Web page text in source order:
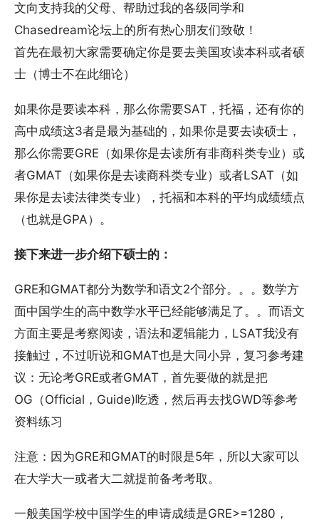
文向支持我的父母、帮助过我的各级同学和
Chasedream论坛上的所有热心朋友们致敬！
首先在最初大家需要确定你是要去美国攻读本科或者硕
士（博士不在此细论）
如果你是要读本科，那么你需要SAT，托福，还有你的
高中成绩这3者是最为基础的，如果你是要去读硕士，
那么你需要GRE（如果你是去读所有非商科类专业）或
者GMAT（如果你是去读商科类专业）或者LSAT（如
果你是去读法律类专业），托福和本科的平均成绩绩点
（也就是GPA）。
接下来进一步介绍下硕士的：
GRE和GMAT都分为数学和语文2个部分。。。数学方
面中国学生的高中数学水平已经能够满足了。。而语文
方面主要是考察阅读，语法和逻辑能力，LSAT我没有
接触过，不过听说和GMAT也是大同小异，复习参考建
议：无论考GRE或者GMAT，首先要做的就是把
OG（Official，Guide)吃透，然后再去找GWD等参考
资料练习
注意：因为GRE和GMAT的时限是5年，所以大家可以
在大学大一或者大二就提前备考考取。
一般美国学校中国学生的申请成绩是GRE>=1280，